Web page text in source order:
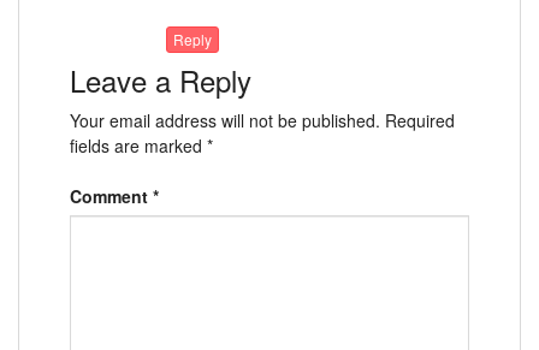
Reply
Leave a Reply
Your email address will not be published. Required
fields are marked *
Comment *